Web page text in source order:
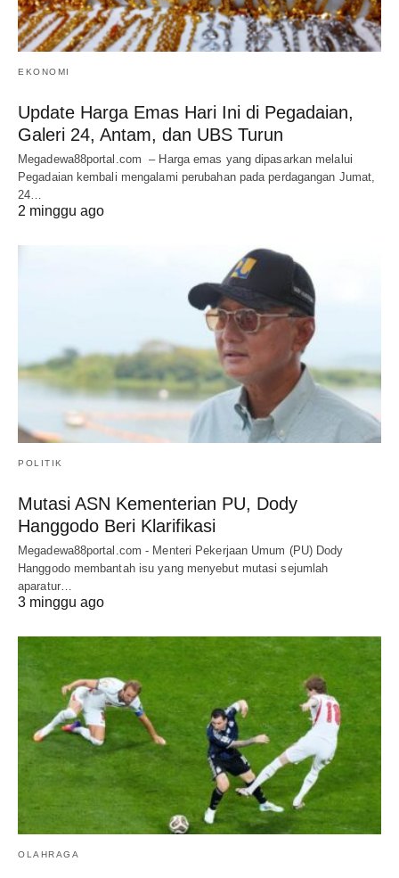
EKONOMI
Update Harga Emas Hari Ini di Pegadaian,
Galeri 24, Antam, dan UBS Turun
Megadewa88portal.com – Harga emas yang dipasarkan melalui
Pegadaian kembali mengalami perubahan pada perdagangan Jumat,
24…
2 minggu ago
POLITIK
Mutasi ASN Kementerian PU, Dody
Hanggodo Beri Klarifikasi
Megadewa88portal.com - Menteri Pekerjaan Umum (PU) Dody
Hanggodo membantah isu yang menyebut mutasi sejumlah
aparatur…
3 minggu ago
OLAHRAGA